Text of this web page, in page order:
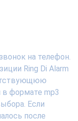
на телефон.
Ring Di Alarm
в формате mp3
Если
после